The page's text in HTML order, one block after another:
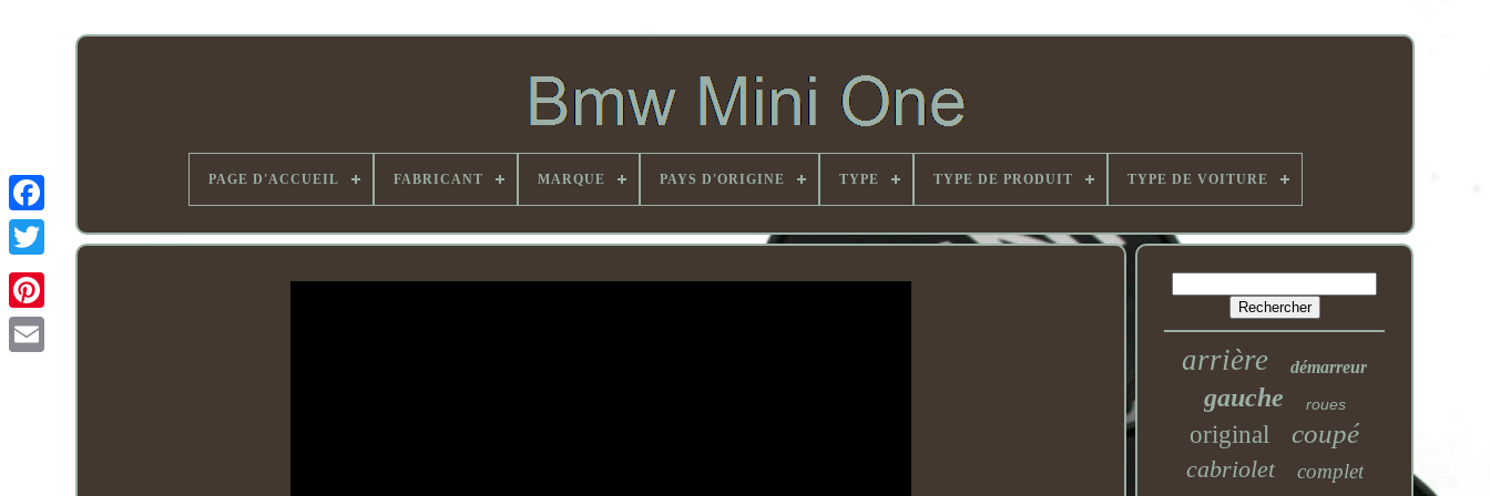
PAGE D'ACCUEIL FABRICANT MARQUE PAYS D'ORIGINE TYPE TYPE DE PRODUIT TYPE DE VOITURE
arrière démarreur
gauche roues
original coupé
cabriolet complet